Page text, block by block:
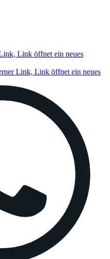
Link öffnet ein neues
Link, Link öffnet ein neues